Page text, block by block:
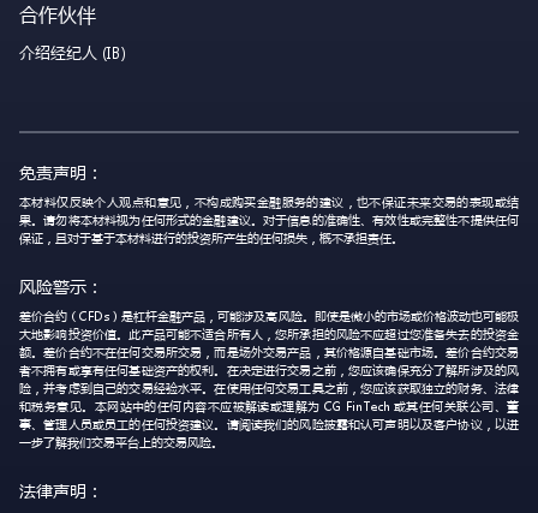
合作伙伴
介绍经纪人 (IB)
免责声明：
本材料仅反映个人观点和意见，不构成购买金融服务的建议，也不保证未来交易的表现或结
果。请勿将本材料视为任何形式的金融建议。对于信息的准确性、有效性或完整性不提供任何
保证，且对于基于本材料进行的投资所产生的任何损失，概不承担责任。
风险警示：
差价合约（CFDs）是杠杆金融产品，可能涉及高风险。即使是微小的市场或价格波动也可能极
大地影响投资价值。此产品可能不适合所有人，您所承担的风险不应超过您准备失去的投资金
额。差价合约不在任何交易所交易，而是场外交易产品，其价格源自基础市场。差价合约交易
者不拥有或享有任何基础资产的权利。在决定进行交易之前，您应该确保充分了解所涉及的风
险，并考虑到自己的交易经验水平。在使用任何交易工具之前，您应该获取独立的财务、法律
和税务意见。本网站中的任何内容不应被解读或理解为 CG FinTech 或其任何关联公司、董
事、管理人员或员工的任何投资建议。请阅读我们的风险披露和认可声明以及客户协议，以进
一步了解我们交易平台上的交易风险。
法律声明：